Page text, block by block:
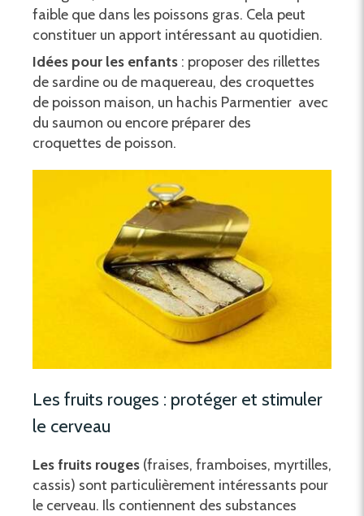
faible que dans les poissons gras. Cela peut
constituer un apport intéressant au quotidien.
Idées pour les enfants : proposer des rillettes
de sardine ou de maquereau, des croquettes
de poisson maison, un hachis Parmentier avec
du saumon ou encore préparer des
croquettes de poisson.
Les fruits rouges : protéger et stimuler
le cerveau
Les fruits rouges (fraises, framboises, myrtilles,
cassis) sont particulièrement intéressants pour
le cerveau. Ils contiennent des substances